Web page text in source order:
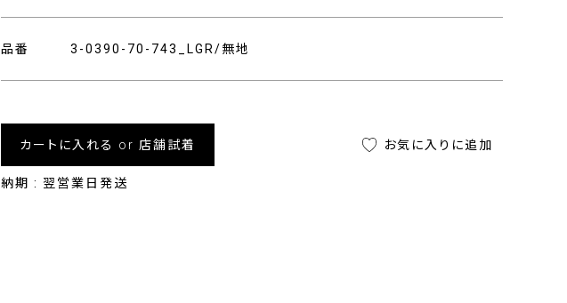
品番 3-0390-70-743_LGR/無地
カートに入れる or 店舗試着
納期 : 翌営業日発送
お気に入りに追加